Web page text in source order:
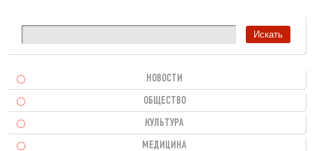
НОВОСТИ
ОБЩЕСТВО
КУЛЬТУРА
МЕДИЦИНА